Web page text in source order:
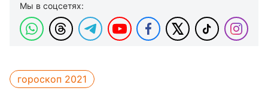
Мы в соцсетях:
гороскоп 2021